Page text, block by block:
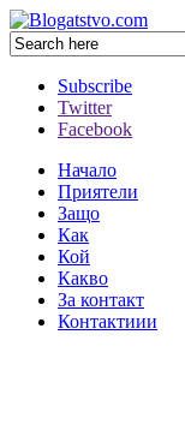
Subscribe
Twitter
Facebook
Начало
Приятели
Защо
Как
Кой
Какво
За контакт
Контактиии